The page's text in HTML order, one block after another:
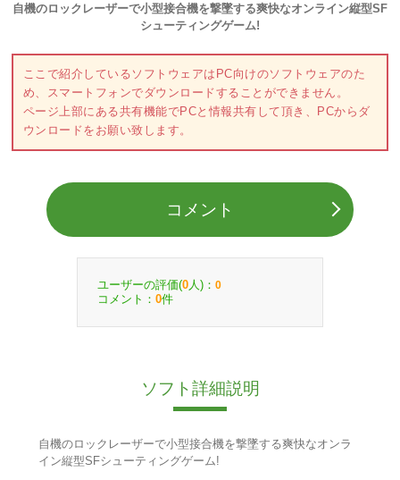
自機のロックレーザーで小型接合機を撃墜する爽快なオンライン縦型SF
シューティングゲーム!
ここで紹介しているソフトウェアはPC向けのソフトウェアのた
め、スマートフォンでダウンロードすることができません。
ページ上部にある共有機能でPCと情報共有して頂き、PCからダ
ウンロードをお願い致します。
コメント
ユーザーの評価(0 人)： 0
コメント： 0件
ソフト詳細説明
自機のロックレーザーで小型接合機を撃墜する爽快なオンラ
イン縦型SFシューティングゲーム!